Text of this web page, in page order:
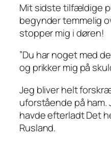
Mit sidste tilfældige
begynder temmelig
stopper mig i døren!
”Du har noget med
og prikker mig på
Jeg bliver helt
uforstående på ham.
havde efterladt Det
Rusland.